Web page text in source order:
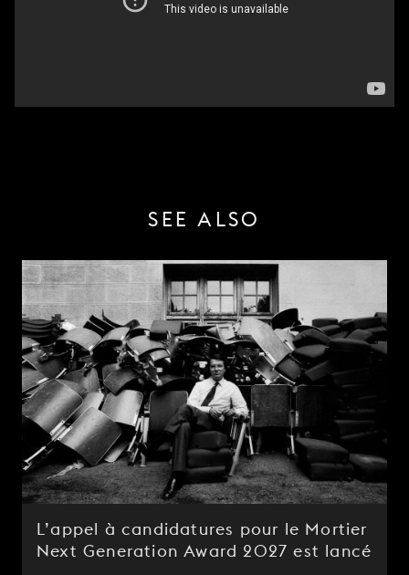
SEE ALSO
L’appel à candidatures pour le Mortier
Next Generation Award 2027 est lancé